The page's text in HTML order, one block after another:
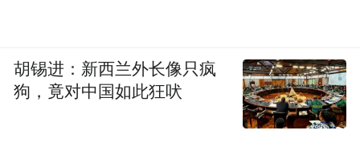
胡锡进：新西兰外长像只疯
狗，竟对中国如此狂吠